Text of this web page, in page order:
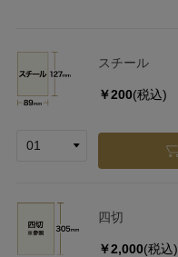
スチール
￥200(税込)
四切
￥2,000(税込)